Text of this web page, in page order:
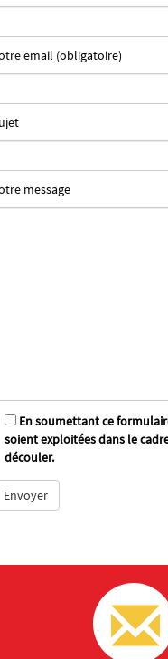
email (obligatoire)
message
En soumettant ce
soient exploitées dans le
découler.